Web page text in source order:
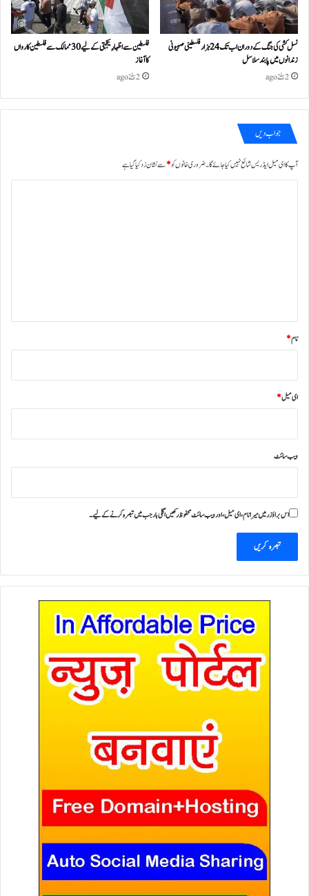
نسل کشی کی جنگ کے دوران اب تک 24ہزار فلسطینی صہیونی
زندانوں میں پابند سلاسل
2 ہفتے ago
فلسطین سے اظہارِ یکجہتی کے لیے 30 ممالک سے فلسطین کارواں
کا آغاز
2 ہفتے ago
جواب دیں
آپ کا ای میل ایڈریس شائع نہیں کیا جائے گا۔ضروری خانوں کو*سے نشان زد کیا گیا ہے
نام*
ای میل*
ویب‌ سائٹ
اس براؤزر میں میرا نام، ای میل، اور ویب سائٹ محفوظ رکھیں اگلی بار جب میں تبصرہ کرنے کےلیے۔